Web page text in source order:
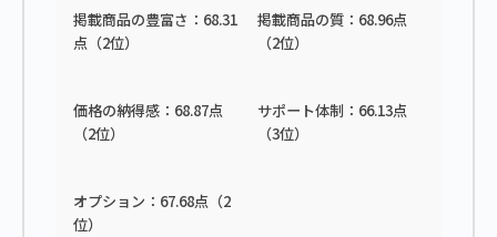
掲載商品の豊富さ：68.31
点（2位）
掲載商品の質：68.96点
（2位）
価格の納得感：68.87点
（2位）
サポート体制：66.13点
（3位）
オプション：67.68点（2
位）